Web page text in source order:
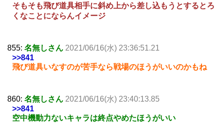
そもそも飛び道具相手に斜め上から差し込もうとするとろ
くなことにならんイメージ
855: 名無しさん 2021/06/16(水) 23:36:51.21
>>841
飛び道具いなすのが苦手なら戦場のほうがいいのかもね
860: 名無しさん 2021/06/16(水) 23:40:13.85
>>841
空中機動力ないキャラは終点やめたほうがいい